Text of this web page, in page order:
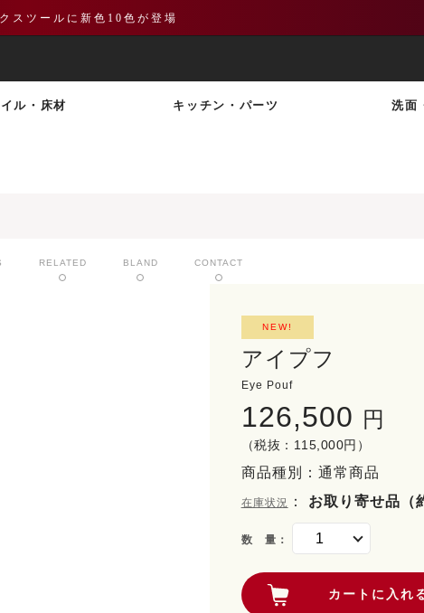
スツールに新色10色が登場
ル・床材 キッチン・パーツ 洗面
RELATED BLAND CONTACT
NEW!
アイプフ
Eye Pouf
126,500 円
（税抜：115,000円）
商品種別：通常商品
在庫状況 ： お取り寄せ品（
数 量：